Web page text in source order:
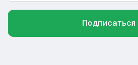
Подписаться